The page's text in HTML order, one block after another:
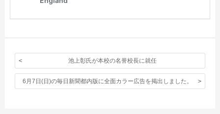
池上彰氏が本校の名誉校長に就任
6月7日(日)の毎日新聞都内版に全面カラー広告を掲出しました。